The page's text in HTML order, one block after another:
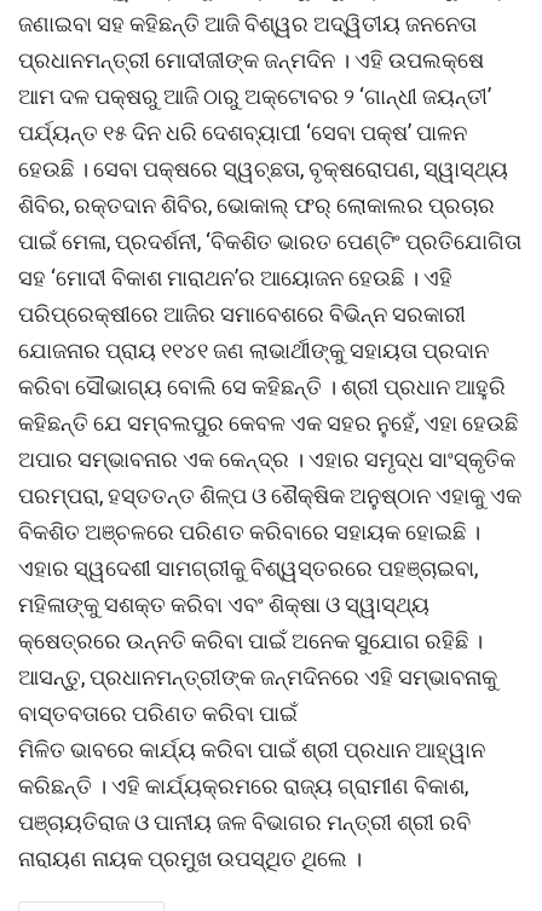
ଜଣାଇବା ସହ କହିଛନ୍ତି ଆଜି ବିଶ୍ୱର ଅଦ୍ୱିତୀୟ ଜନନେତା
ପ୍ରଧାନମନ୍ତ୍ରୀ ମୋଦୀଜୀଙ୍କ ଜନ୍ମଦିନ । ଏହି ଉପଲକ୍ଷେ
ଆମ ଦଳ ପକ୍ଷରୁ ଆଜି ଠାରୁ ଅକ୍ଟୋବର ୨ ‘ଗାନ୍ଧୀ ଜୟନ୍ତୀ’
ପର୍ଯ୍ୟନ୍ତ ୧୫ ଦିନ ଧରି ଦେଶବ୍ୟାପୀ ‘ସେବା ପକ୍ଷ’ ପାଳନ
ହେଉଛି । ସେବା ପକ୍ଷରେ ସ୍ୱଚ୍ଛତା, ବୃକ୍ଷରୋପଣ, ସ୍ୱାସ୍ଥ୍ୟ
ଶିବିର, ରକ୍ତଦାନ ଶିବିର, ଭୋକାଲ୍ ଫର୍‌ ଲୋକାଲର ପ୍ରଚାର
ପାଇଁ ମେଳା, ପ୍ରଦର୍ଶନୀ, ‘ବିକଶିତ ଭାରତ ପେଣ୍ଟିଂ ପ୍ରତିଯୋଗିତା
ସହ ‘ମୋଦୀ ବିକାଶ ମାରାଥନ’ର ଆୟୋଜନ ହେଉଛି । ଏହି
ପରିପ୍ରେକ୍ଷୀରେ ଆଜିର ସମାବେଶରେ ବିଭିନ୍ନ ସରକାରୀ
ଯୋଜନାର ପ୍ରାୟ ୧୧୪୧ ଜଣ ଲାଭାର୍ଥୀଙ୍କୁ ସହାୟତା ପ୍ରଦାନ
କରିବା ସୌଭାଗ୍ୟ ବୋଲି ସେ କହିଛନ୍ତି । ଶ୍ରୀ ପ୍ରଧାନ ଆହୁରି
କହିଛନ୍ତି ଯେ ସମ୍ବଲପୁର କେବଳ ଏକ ସହର ନୁହେଁ, ଏହା ହେଉଛି
ଅପାର ସମ୍ଭାବନାର ଏକ କେନ୍ଦ୍ର । ଏହାର ସମୃଦ୍ଧ ସାଂସ୍କୃତିକ
ପରମ୍ପରା, ହସ୍ତତନ୍ତ ଶିଳ୍ପ ଓ ଶୈକ୍ଷିକ ଅନୁଷ୍ଠାନ ଏହାକୁ ଏକ
ବିକଶିତ ଅଞ୍ଚଳରେ ପରିଣତ କରିବାରେ ସହାୟକ ହୋଇଛି ।
ଏହାର ସ୍ୱଦେଶୀ ସାମଗ୍ରୀକୁ ବିଶ୍ୱସ୍ତରରେ ପହଞ୍ଚାଇବା,
ମହିଳାଙ୍କୁ ସଶକ୍ତ କରିବା ଏବଂ ଶିକ୍ଷା ଓ ସ୍ୱାସ୍ଥ୍ୟ
କ୍ଷେତ୍ରରେ ଉନ୍ନତି କରିବା ପାଇଁ ଅନେକ ସୁଯୋଗ ରହିଛି ।
ଆସନ୍ତୁ, ପ୍ରଧାନମନ୍ତ୍ରୀଙ୍କ ଜନ୍ମଦିନରେ ଏହି ସମ୍ଭାବନାକୁ
ବାସ୍ତବତାରେ ପରିଣତ କରିବା ପାଇଁ
ମିଳିତ ଭାବରେ କାର୍ଯ୍ୟ କରିବା ପାଇଁ ଶ୍ରୀ ପ୍ରଧାନ ଆହ୍ୱାନ
କରିଛନ୍ତି । ଏହି କାର୍ଯ୍ୟକ୍ରମରେ ରାଜ୍ୟ ଗ୍ରାମୀଣ ବିକାଶ,
ପଞ୍ଚାୟତିରାଜ ଓ ପାନୀୟ ଜଳ ବିଭାଗର ମନ୍ତ୍ରୀ ଶ୍ରୀ ରବି
ନାରାୟଣ ନାୟକ ପ୍ରମୁଖ ଉପସ୍ଥିତ ଥିଲେ ।